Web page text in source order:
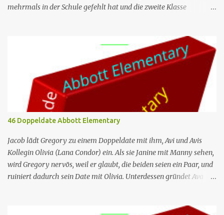
mehrmals in der Schule gefehlt hat und die zweite Klasse
Programm nutzen, um auf die E-Mails zu antworten, die er ihnen
regelmäßig schickt. Nr. (ges.) 44 Deutscher Titel Alex Serie Abbott
Elementary Staffel Staffel 3 Nr. (St.) 9 Original­titel Alex Regie
Randall Einhorn Drehbuch Justin Tan Erstaus­strahlung (USA) 10.
Apr. 2024 Deutsch­sprachige Erst­veröffent­lichung (D/A/CH) 14.
Aug. 2024 Abbott Elementary ist eine US-amerikanische Sitcom
im Mockumentary-Stil, die von Quinta Brunson erdacht wurde 🏫
Eine Gruppe von sehr engagierten Lehrern sowie eine etwas
unbeholfene Schulleiterin versuchen trotz aller herrschenden
Widerstände, an einer öffentlichen ...
46 Doppeldate Abbott Elementary
Jacob lädt Gregory zu einem Doppeldate mit ihm, Avi und Avis
Kollegin Olivia (Lana Condor) ein. Als sie Janine mit Manny sehen,
wird Gregory nervös, weil er glaubt, die beiden seien ein Paar, und
ruiniert dadurch sein Date mit Olivia. Unterdessen gründet Ava
sie lesen – „Parable of the Sower“ –, unterschiedlich